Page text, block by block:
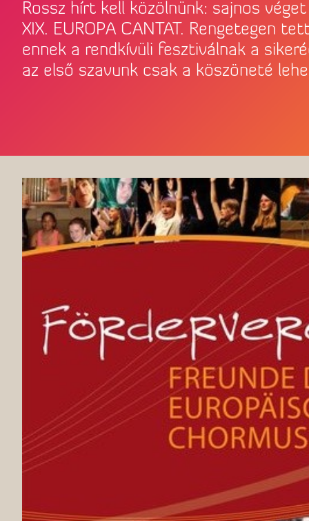
Rossz hírt kell közölnünk: sajnos
XIX. EUROPA CANTAT. Rengetegen
ennek a rendkívüli fesztiválnak a
az első szavunk csak a köszöneté